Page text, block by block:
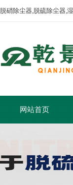
脱硝除尘器,脱硫除尘器,
网站首页